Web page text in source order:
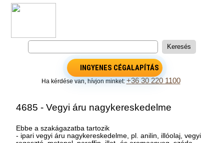
INGYENES CÉGALAPÍTÁS
Ha kérdése van, hívjon minket: +36 30 220 1100
4685 - Vegyi áru nagykereskedelme
Ebbe a szakágazatba tartozik
- ipari vegyi áru nagykereskedelme, pl. anilin, illóolaj, vegyi